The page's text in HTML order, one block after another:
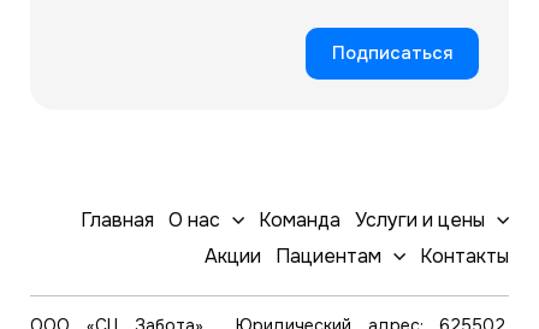
Подписаться
Главная О нас Команда
Услуги и цены
Акции
Пациентам Контакты